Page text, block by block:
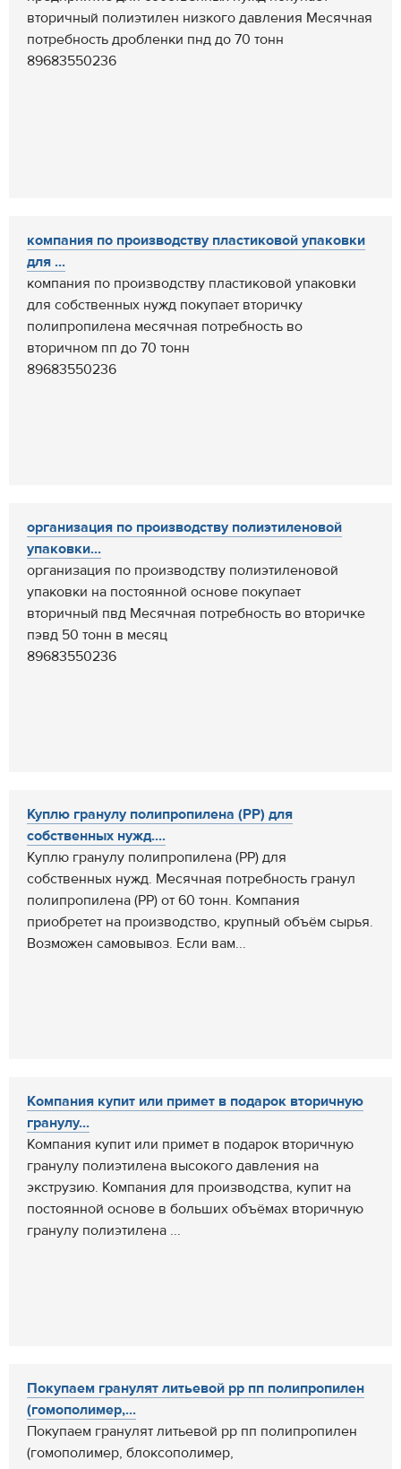
вторичный полиэтилен низкого давления Месячная
потребность дробленки пнд до 70 тонн
89683550236
компания по производству пластиковой упаковки
для ...
компания по производству пластиковой упаковки
для собственных нужд покупает вторичку
полипропилена месячная потребность во
вторичном пп до 70 тонн
89683550236
организация по производству полиэтиленовой
упаковки...
организация по производству полиэтиленовой
упаковки на постоянной основе покупает
вторичный пвд Месячная потребность во вторичке
пэвд 50 тонн в месяц
89683550236
Куплю гранулу полипропилена (РР) для
собственных нужд....
Куплю гранулу полипропилена (РР) для
собственных нужд. Месячная потребность гранул
полипропилена (РР) от 60 тонн. Компания
приобретет на производство, крупный объём сырья.
Возможен самовывоз. Если вам...
Компания купит или примет в подарок вторичную
гранулу...
Компания купит или примет в подарок вторичную
гранулу полиэтилена высокого давления на
экструзию. Компания для производства, купит на
постоянной основе в больших объёмах вторичную
гранулу полиэтилена ...
Покупаем гранулят литьевой pp пп полипропилен
(гомополимер,...
Покупаем гранулят литьевой pp пп полипропилен
(гомополимер, блоксополимер,